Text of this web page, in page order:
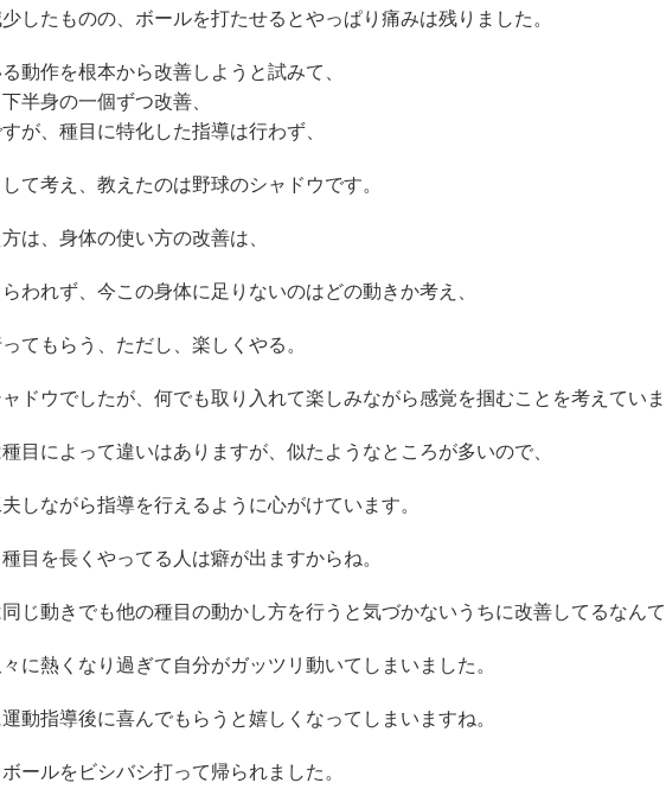
したものの、ボールを打たせるとやっぱり痛みは残りました。
動作を根本から改善しようと試みて、
下半身の一個ずつ改善、
が、種目に特化した指導は行わず、
て考え、教えたのは野球のシャドウです。
は、身体の使い方の改善は、
われず、今この身体に足りないのはどの動きか考え、
てもらう、ただし、楽しくやる。
ドウでしたが、何でも取り入れて楽しみながら感覚を掴むことを考えてい
目によって違いはありますが、似たようなところが多いので、
しながら指導を行えるように心がけています。
目を長くやってる人は癖が出ますからね。
じ動きでも他の種目の動かし方を行うと気づかないうちに改善してるなん
に熱くなり過ぎて自分がガッツリ動いてしまいました。
動指導後に喜んでもらうと嬉しくなってしまいますね。
ールをビシバシ打って帰られました。